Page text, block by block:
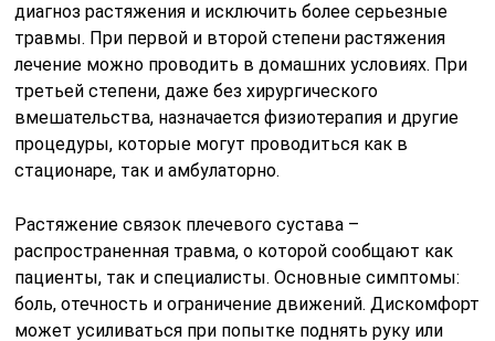
диагноз растяжения и исключить более серьезные
травмы. При первой и второй степени растяжения
лечение можно проводить в домашних условиях. При
третьей степени, даже без хирургического
вмешательства, назначается физиотерапия и другие
процедуры, которые могут проводиться как в
стационаре, так и амбулаторно.
Растяжение связок плечевого сустава –
распространенная травма, о которой сообщают как
пациенты, так и специалисты. Основные симптомы:
боль, отечность и ограничение движений. Дискомфорт
может усиливаться при попытке поднять руку или